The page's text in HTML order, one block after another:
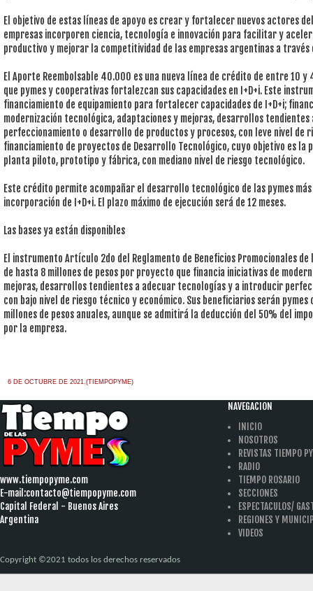
El objetivo de estas líneas de apoyo es crear y fortalecer nuevos actores
empresas incorporen ciencia, tecnología e innovación para facilitar y
productivo y mejorar la competitividad de las empresas argentinas a través
El Aporte Reembolsable 40.000 es una nueva línea de crédito de entre 10
que pymes y cooperativas fortalezcan sus capacidades en I+D+i. Este
financiamiento de equipamiento para fortalecer capacidades de I+D+i;
modernización tecnológica, adaptaciones y mejoras, desarrollos
perfeccionamiento o desarrollo de productos y procesos, con leve nivel de
financiamiento de proyectos de Desarrollo Tecnológico, cuyo objetivo es la
planta piloto, prototipo y fábrica, con mediano nivel de riesgo tecnológico.
Este crédito permite acompañar el desarrollo tecnológico de las pymes
incorporación de I+D+i. El plazo máximo de ejecución será de 12 meses.
Las bases ya están disponibles
El instrumento Artículo 2do del Reglamento de Beneficios Promocionales de
de hasta 8 millones de pesos por proyecto que financia iniciativas de
mejoras, desarrollos tendientes a adecuar tecnologías y a introducir
con bajo nivel de riesgo técnico y económico. Sus beneficiarios serán
millones de pesos anuales, aunque se admitirá la deducción del 50% del
por la empresa.
6 DE OCTUBRE DE 2021.(TIEMPOPYME)
www.tiempopyme.com
E-mail:contacto@tiempopyme.com
Capital Federal - Buenos Aires
Argentina
NAVEGACION
INICIO
NOSOTROS
REVISTAS TIEMPO
RADIO
TIEMPO ROSARIO
SECCIONES
ESPECTACULOS/
REGIONES Y
VIDEOS
Copyright ©2021 todos los derechos reservados